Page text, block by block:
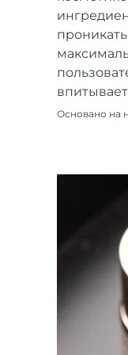
Основано на
For
18%
Косметика
ПОДРОБНЕЕ